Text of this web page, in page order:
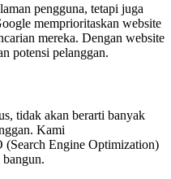
pengguna, tetapi juga
memprioritaskan website
mereka. Dengan website
potensi pelanggan.
tidak akan berarti banyak
Kami
(Search Engine Optimization)
bangun.